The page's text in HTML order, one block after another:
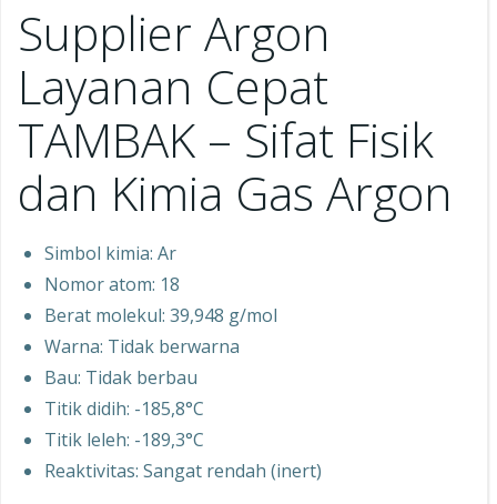
Supplier Argon
Layanan Cepat
TAMBAK – Sifat Fisik
dan Kimia Gas Argon
Simbol kimia: Ar
Nomor atom: 18
Berat molekul: 39,948 g/mol
Warna: Tidak berwarna
Bau: Tidak berbau
Titik didih: -185,8°C
Titik leleh: -189,3°C
Reaktivitas: Sangat rendah (inert)